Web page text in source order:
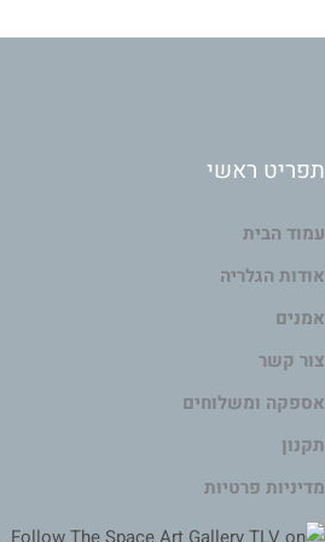
תפריט ראשי
עמוד הבית
אודות הגלריה
אמנים
צור קשר
אספקה ומשלוחים
תקנון
מדיניות פרטיות